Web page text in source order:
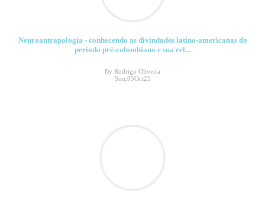
Neuroantrapologia - conhecendo as divindades latino-americanas do
período pré-colombiano e sua rel...
By Rodrigo Oliveira
Sun,05Oct25